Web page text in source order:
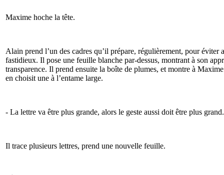
Maxime hoche la tête.
Alain prend l’un des cadres qu’il prépare, régulièrement, pour éviter
fastidieux. Il pose une feuille blanche par-dessus, montrant à son
transparence. Il prend ensuite la boîte de plumes, et montre à
en choisit une à l’entame large.
- La lettre va être plus grande, alors le geste aussi doit être plus grand.
Il trace plusieurs lettres, prend une nouvelle feuille.